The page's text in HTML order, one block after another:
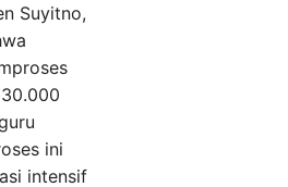
Suyitno,
ini
intensif